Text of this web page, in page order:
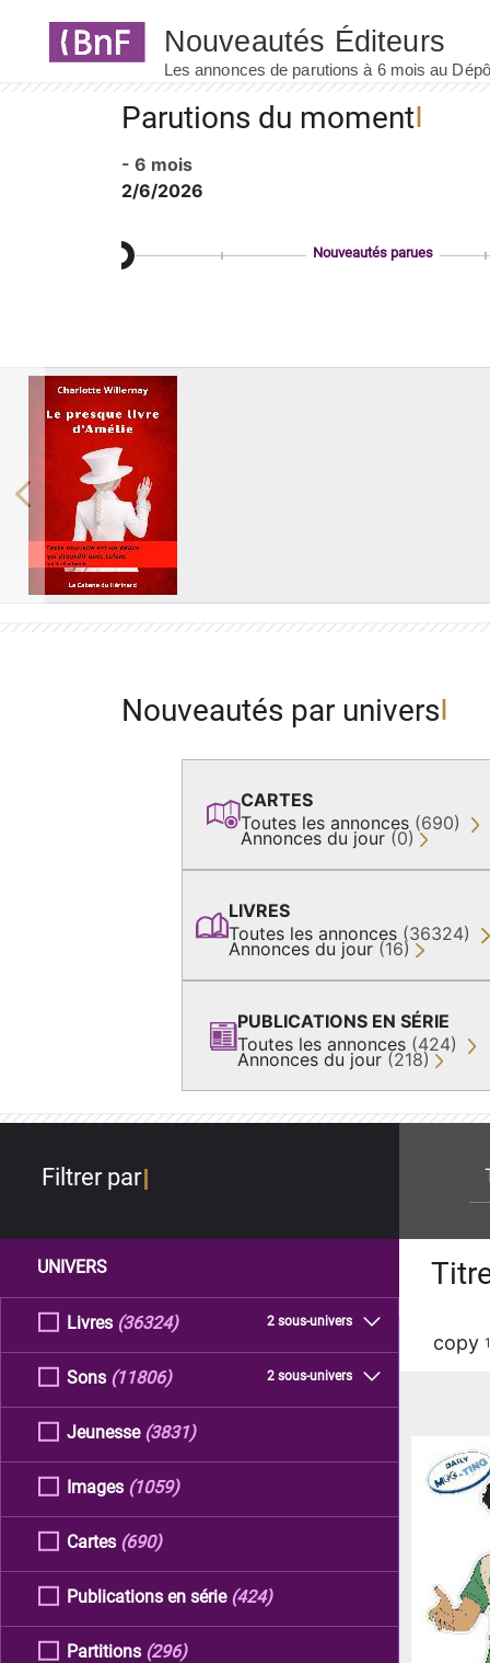
Parutions du moment
- 6 mois
2/6/2026
Nouveautés parues
Previous
Nouveautés par univers
CARTES
Toutes les annonces (690)
Annonces du jour (0)
LIVRES
Toutes les annonces (36324)
Annonces du jour (16)
PUBLICATIONS EN SÉRIE
Toutes les annonces (424)
Annonces du jour (218)
Filtrer par
UNIVERS
Livres 2 sous-univers
(36324)
Sons 2 sous-univers
(11806)
Jeunesse (3831)
Images (1059)
Cartes (690)
Publications en série (424)
Partitions (296)
copy